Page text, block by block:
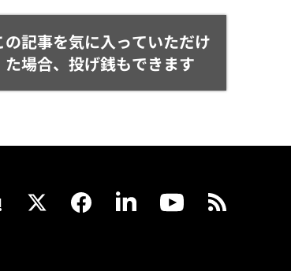
の記事を気に入っていただけ
た場合、投げ銭もできます